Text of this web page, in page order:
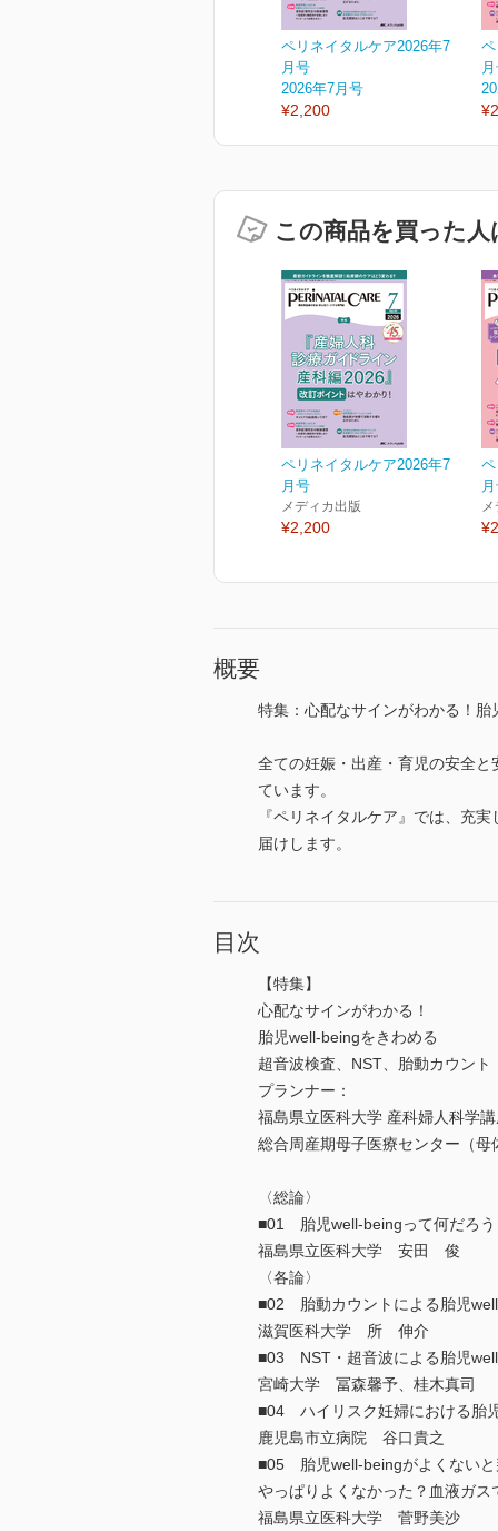
ペリネイタルケア2026年7
月号
2026年7月号
¥2,200
この商品を買った
ペリネイタルケア2026年7
月号
メディカ出版
¥2,200
概要
特集：心配なサインがわかる！
全ての妊娠・出産・育児の安全
ています。
『ペリネイタルケア』では、充
届けします。
目次
【特集】
心配なサインがわかる！
胎児well-beingをきわめる
超音波検査、NST、胎動カウント
プランナー：
福島県立医科大学 産科婦人科学
総合周産期母子医療センター（
〈総論〉
■01 胎児well-beingって何だろう
福島県立医科大学 安田 俊
〈各論〉
■02 胎動カウントによる胎児
滋賀医科大学 所 伸介
■03 NST・超音波による胎児
宮崎大学 冨森馨予、桂木真司
■04 ハイリスク妊婦における胎
鹿児島市立病院 谷口貴之
■05 胎児well-beingがよくないと
やっぱりよくなかった？血液ガス
福島県立医科大学 菅野美沙